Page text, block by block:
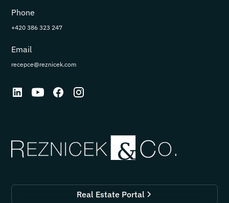
Phone
+420 386 323 247
Email
recepce@reznicek.com
Real Estate Portal